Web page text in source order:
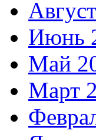
Июнь
Май
Март